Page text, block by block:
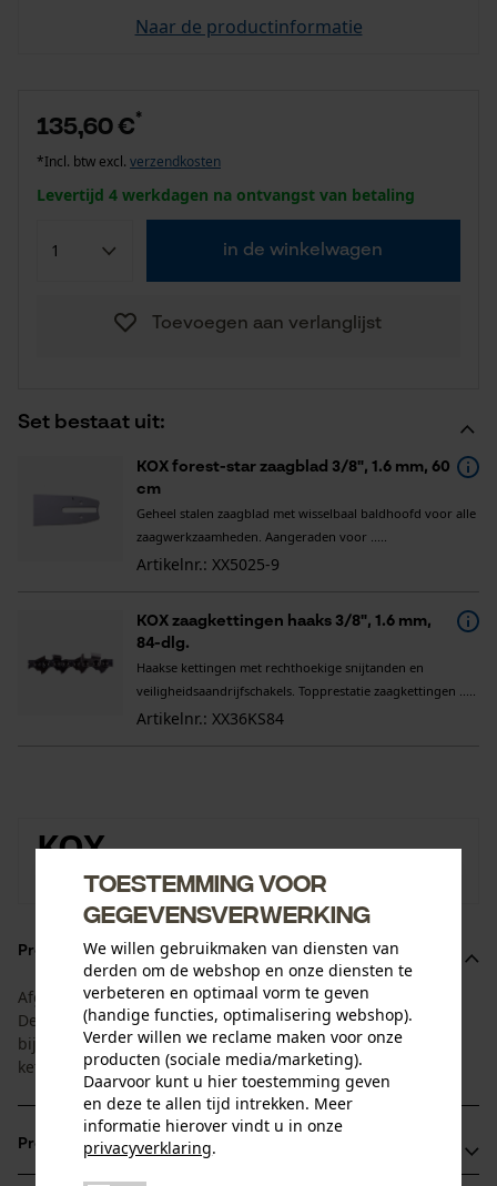
Naar de productinformatie
Set bestaat uit:
KOX forest-star zaagblad 3/8", 1.6 mm, 60
cm
Geheel stalen zaagblad met wisselbaal baldhoofd voor alle
zaagwerkzaamheden. Aangeraden voor .....
Artikelnr.: XX5025-9
KOX zaagkettingen haaks 3/8", 1.6 mm,
84-dlg.
Haakse kettingen met rechthoekige snijtanden en
veiligheidsaandrijfschakels. Topprestatie zaagkettingen .....
Artikelnr.: XX36KS84
135,60 €*
*Incl. btw excl. verzendkosten
Levertijd 4 werkdagen na ontvangst van betaling
in de winkelwagen
Toevoegen aan verlanglijst
KOX
Naar de merkenshop van KOX
Productomschrijving
Afgestemd op de standtijd van zaagblad en zaagketting.
Deze 1+4 voordeelset bestaat uit 1 zaagblad met 4
bijpassende kettingen. Zo heeft u altijd een vervangende
ketting bij de hand!
Productvoordelen
Toestemming voor
gegevensverwerking
We willen gebruikmaken van diensten van
derden om de webshop en onze diensten te
verbeteren en optimaal vorm te geven
(handige functies, optimalisering webshop).
Verder willen we reclame maken voor onze
producten (sociale media/marketing).
Daarvoor kunt u hier toestemming geven
en deze te allen tijd intrekken. Meer
informatie hierover vindt u in onze
privacyverklaring.